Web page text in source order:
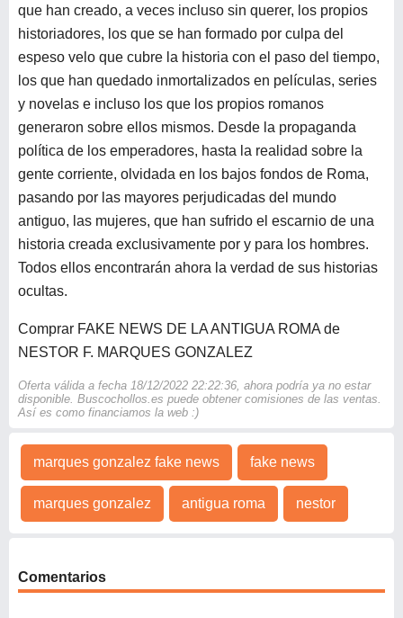
que han creado, a veces incluso sin querer, los propios
historiadores, los que se han formado por culpa del
espeso velo que cubre la historia con el paso del tiempo,
los que han quedado inmortalizados en películas, series
y novelas e incluso los que los propios romanos
generaron sobre ellos mismos. Desde la propaganda
política de los emperadores, hasta la realidad sobre la
gente corriente, olvidada en los bajos fondos de Roma,
pasando por las mayores perjudicadas del mundo
antiguo, las mujeres, que han sufrido el escarnio de una
historia creada exclusivamente por y para los hombres.
Todos ellos encontrarán ahora la verdad de sus historias
ocultas.
Comprar FAKE NEWS DE LA ANTIGUA ROMA de
NESTOR F. MARQUES GONZALEZ
Oferta válida a fecha 18/12/2022 22:22:36, ahora podría ya no estar
disponible. Buscochollos.es puede obtener comisiones de las ventas.
Así es como financiamos la web :)
marques gonzalez fake news fake news
marques gonzalez antigua roma nestor
Comentarios